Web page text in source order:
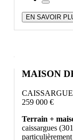
EN SAVOIR
MAISON
259 000 €
Terrain +
caissargues